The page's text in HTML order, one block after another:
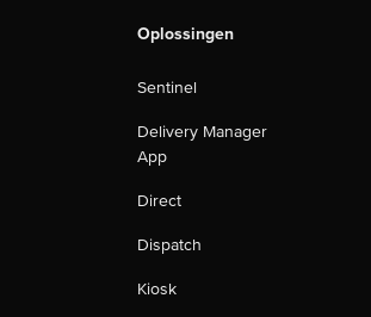
Oplossingen
Sentinel
Delivery Manager
App
Direct
Dispatch
Kiosk